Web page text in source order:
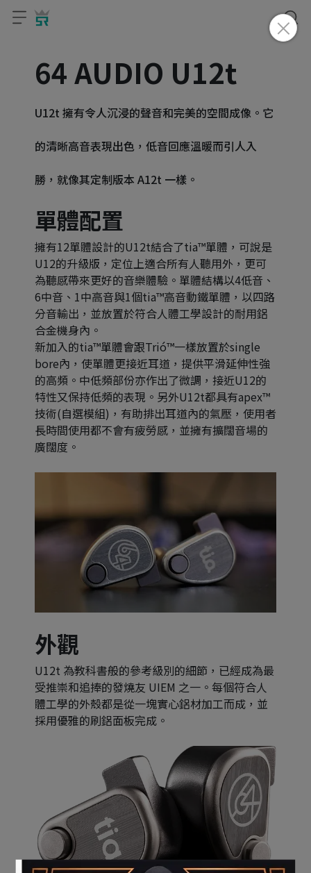
64 AUDIO U12t
U12t 擁有令人沉浸的聲音和完美的空間成像。它
的清晰高音表現出色，低音回應溫暖而引人入
勝，就像其定制版本 A12t 一樣。
​單體配置
擁有12單體設計的U12t結合了tia™單體，可說是
U12的升級版，定位上適合所有人聽用外，更可
為聽感帶來更好的音樂體驗。單體結構以4低音、
6中音、1中高音與1個tia™高音動鐵單體，以四路
分音輸出，並放置於符合人體工學設計的耐用鋁
合金機身內。
新加入的tia™單體會跟Trió™一樣放置於single
bore內，使單體更接近耳道，提供平滑延伸性強
的高頻。中低頻部份亦作出了微調，接近U12的
特性又保持低頻的表現。另外U12t都具有apex™
技術(自選模組)，有助排出耳道內的氣壓，使用者
長時間使用都不會有疲勞感，並擁有擴闊音場的
廣闊度。
外觀
U12t 為教科書般的參考級別的細節，已經成為最
受推崇和追捧的發燒友 UIEM 之一。每個符合人
體工學的外殼都是從一塊實心鋁材加工而成，並
採用優雅的刷鋁面板完成。